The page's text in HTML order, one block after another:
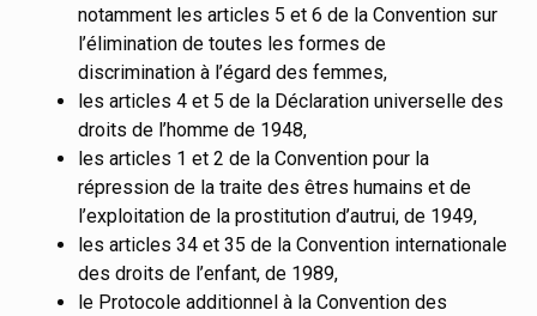
notamment les articles 5 et 6 de la Convention sur
l’élimination de toutes les formes de
discrimination à l’égard des femmes,
les articles 4 et 5 de la Déclaration universelle des
droits de l’homme de 1948,
les articles 1 et 2 de la Convention pour la
répression de la traite des êtres humains et de
l’exploitation de la prostitution d’autrui, de 1949,
les articles 34 et 35 de la Convention internationale
des droits de l’enfant, de 1989,
le Protocole additionnel à la Convention des